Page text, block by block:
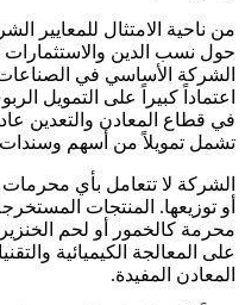
من ناحية الامتثال للمعايير
حول نسب الدين والاستثمارات
الشركة الأساسي في الصناعات
اعتماداً كبيراً على التمويل
في قطاع المعادن والتعدين
تشمل تمويلاً من أسهم وسندات
الشركة لا تتعامل بأي
أو توزيعها. المنتجات
محرمة كالخمور أو لحم الخنزير
على المعالجة الكيميائية
المعادن المفيدة.